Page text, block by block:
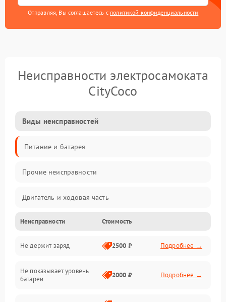
Отправляя, Вы соглашаетесь с политикой конфиденциальности
Неисправности электросамоката
CityCoco
Виды неисправностей
Питание и батарея
Прочие неисправности
Двигатель и ходовая часть
Тормоза и безопасность
Подвеска и колеса
Электроника и управление
Неисправности Стоимость
Не держит заряд 2500 ₽ Подробнее →
Не показывает уровень
батареи
2000 ₽ Подробнее →